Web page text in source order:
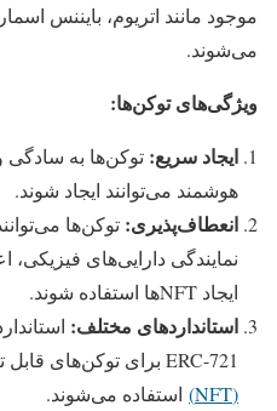
موجود مانند اتریوم، بایننس
می‌شوند.
ویژگی‌های توکن‌ها:
ایجاد سریع: توکن‌ها به سادگی
هوشمند می‌توانند ایجاد شوند.
انعطاف‌پذیری: توکن‌ها
نمایندگی دارایی‌های
ایجاد NFT‌ها استفاده شوند.
استانداردهای مختلف:
ERC-721 برای توکن‌های قابل تعویض و توکن غیرقابل تعویض
(NFT)
استفاده می‌شوند.